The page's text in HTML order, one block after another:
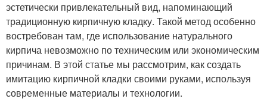
эстетически привлекательный вид, напоминающий
традиционную кирпичную кладку. Такой метод особенно
востребован там, где использование натурального
кирпича невозможно по техническим или экономическим
причинам. В этой статье мы рассмотрим, как создать
имитацию кирпичной кладки своими руками, используя
современные материалы и технологии.